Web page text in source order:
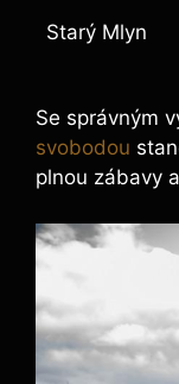
Starý Mlyn
Se správným
svobodou
plnou zábavy